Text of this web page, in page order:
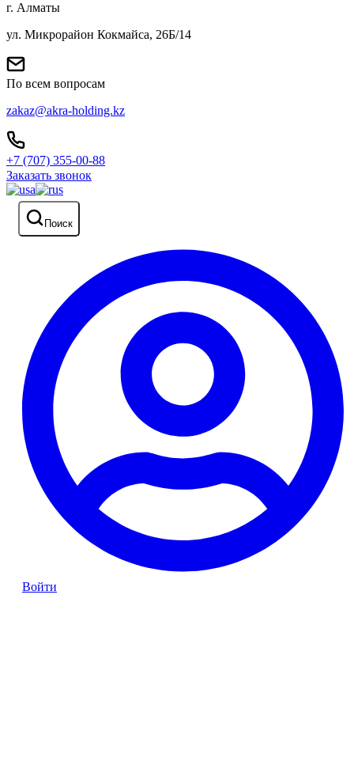
г. Алматы
ул. Микрорайон Кокмайса, 26Б/14
По всем вопросам
zakaz@akra-holding.kz
+7 (707) 355-00-88
Заказать звонок
Поиск
Войти